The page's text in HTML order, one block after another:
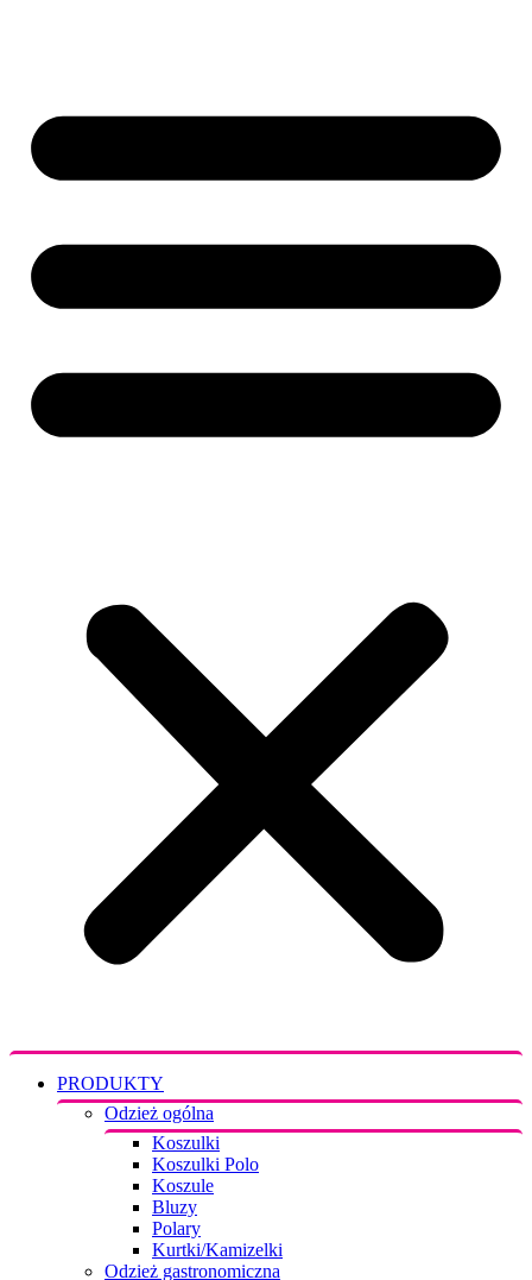
PRODUKTY
Odzież ogólna
Koszulki
Koszulki Polo
Koszule
Bluzy
Polary
Kurtki/Kamizelki
Odzież gastronomiczna